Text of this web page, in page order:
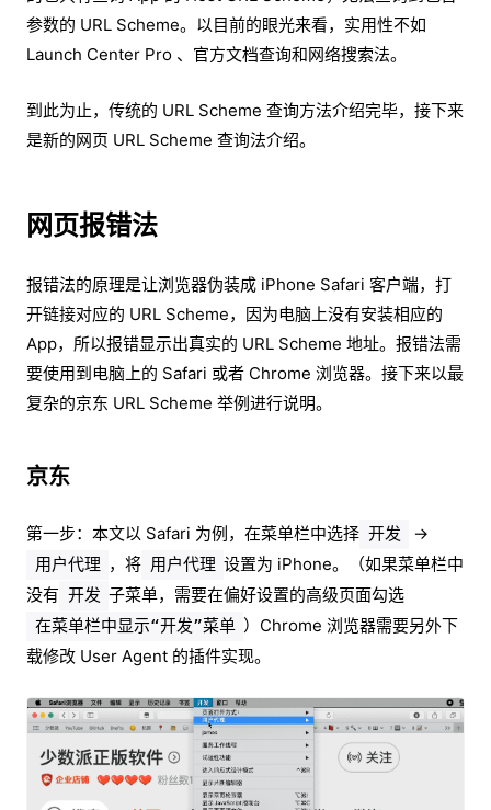
参数的 URL Scheme。以目前的眼光来看，实用性不如
Launch Center Pro 、官方文档查询和网络搜索法。
到此为止，传统的 URL Scheme 查询方法介绍完毕，接下来
是新的网页 URL Scheme 查询法介绍。
网页报错法
报错法的原理是让浏览器伪装成 iPhone Safari 客户端，打
开链接对应的 URL Scheme，因为电脑上没有安装相应的
App，所以报错显示出真实的 URL Scheme 地址。报错法需
要使用到电脑上的 Safari 或者 Chrome 浏览器。接下来以最
复杂的京东 URL Scheme 举例进行说明。
京东
第一步：本文以 Safari 为例，在菜单栏中选择 开发 →
用户代理 ，将 用户代理 设置为 iPhone。（如果菜单栏中
没有 开发 子菜单，需要在偏好设置的高级页面勾选
在菜单栏中显示“开发”菜单 ）Chrome 浏览器需要另外下
载修改 User Agent 的插件实现。